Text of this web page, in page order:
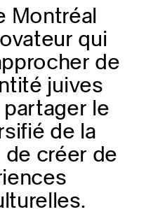
Montréal
qui
de
juives
le
de la
créer de